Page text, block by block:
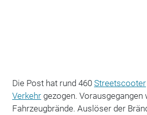
Die Post hat rund 460 Streetscooter
Verkehrgezogen. Vorausgegangen
Fahrzeugbrände. Auslöser der